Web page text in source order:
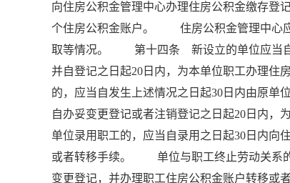
向住房公积金管理中心办理住房公积金缴存登
个住房公积金账户。 住房公积金管理中心应
取等情况。 第十四条 新设立的单位应当自
并自登记之日起20日内，为本单位职工办理
的，应当自发生上述情况之日起30日内由原单
自办妥变更登记或者注销登记之日起20日内
单位录用职工的，应当自录用之日起30日内向
或者转移手续。 单位与职工终止劳动关系的
变更登记，并办理职工住房公积金账户转移